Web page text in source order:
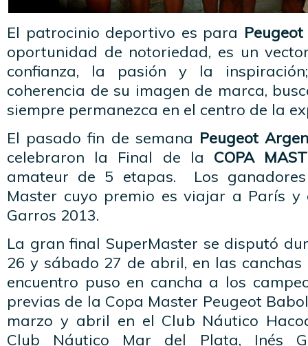
El patrocinio deportivo es para Peugeot
oportunidad de notoriedad, es un
confianza, la pasión y la
coherencia de su imagen de marca,
siempre permanezca en el centro de la
El pasado fin de semana Peugeot
celebraron la Final de la COPA
amateur de 5 etapas. Los
Master cuyo premio es viajar a París
Garros 2013.
La gran final SuperMaster se disputó
26 y sábado 27 de abril, en las
encuentro puso en cancha a los
previas de la Copa Master Peugeot
marzo y abril en el Club Náutico
Club Náutico Mar del Plata, Inés